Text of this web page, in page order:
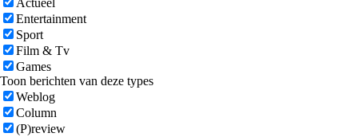
Actueel
Entertainment
Sport
Film & Tv
Games
Toon berichten van deze types
Weblog
Column
(P)review